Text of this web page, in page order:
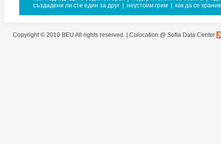
създадени ли сте един за друг
неустоим грим как да се
Copyright © 2010 BEU All rights reserved. | Colocation @ Sofia Data Center